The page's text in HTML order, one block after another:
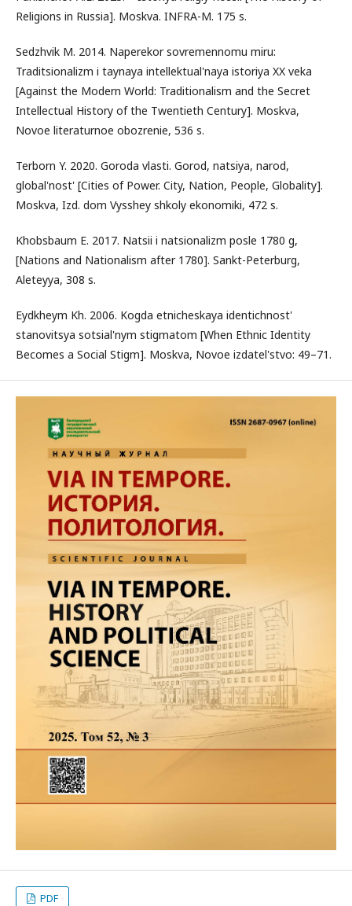
Religions in Russia]. Moskva. INFRA-M. 175 s.
Sedzhvik M. 2014. Naperekor sovremennomu miru:
Traditsionalizm i taynaya intellektual'naya istoriya XX veka
[Against the Modern World: Traditionalism and the Secret
Intellectual History of the Twentieth Century]. Moskva,
Novoe literaturnoe obozrenie, 536 s.
Terborn Y. 2020. Goroda vlasti. Gorod, natsiya, narod,
global'nost' [Cities of Power. City, Nation, People, Globality].
Moskva, Izd. dom Vysshey shkoly ekonomiki, 472 s.
Khobsbaum E. 2017. Natsii i natsionalizm posle 1780 g,
[Nations and Nationalism after 1780]. Sankt-Peterburg,
Aleteyya, 308 s.
Eydkheym Kh. 2006. Kogda etnicheskaya identichnost'
stanovitsya sotsial'nym stigmatom [When Ethnic Identity
Becomes a Social Stigm]. Moskva, Novoe izdatel'stvo: 49–71.
PDF